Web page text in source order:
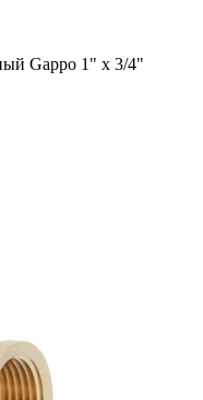
Gappo 1" x 3/4"